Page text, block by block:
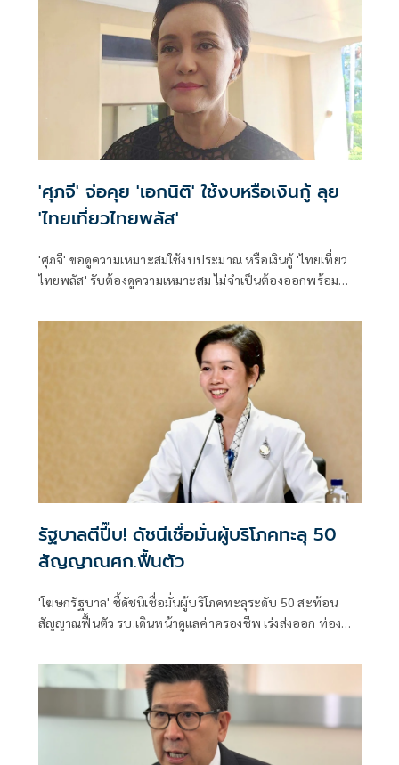
'ศุภจี' จ่อคุย 'เอกนิติ' ใช้งบหรือเงินกู้ ลุย
'ไทยเที่ยวไทยพลัส'
'ศุภจี' ขอดูความเหมาะสมใช้งบประมาณ หรือเงินกู้ 'ไทยเที่ยว
ไทยพลัส' รับต้องดูความเหมาะสม ไม่จำเป็นต้องออกพร้อม
รัฐบาลตีปี๊บ! ดัชนีเชื่อมั่นผู้บริโภคทะลุ 50
สัญญาณศก.ฟื้นตัว
'โฆษกรัฐบาล' ชี้ดัชนีเชื่อมั่นผู้บริโภคทะลุระดับ 50 สะท้อน
สัญญาณฟื้นตัว รบ.เดินหน้าดูแลค่าครองชีพ เร่งส่งออก ท่อง